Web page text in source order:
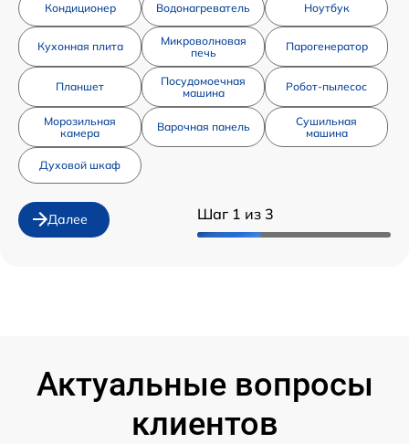
Шаг 1 из 3
Кондиционер Водонагреватель Ноутбук
Кухонная плита
Микроволновая
печь
Парогенератор
Планшет
Посудомоечная
машина
Робот-пылесос
Морозильная
камера
Варочная панель
Сушильная
машина
Духовой шкаф
Далее
Актуальные вопросы
клиентов